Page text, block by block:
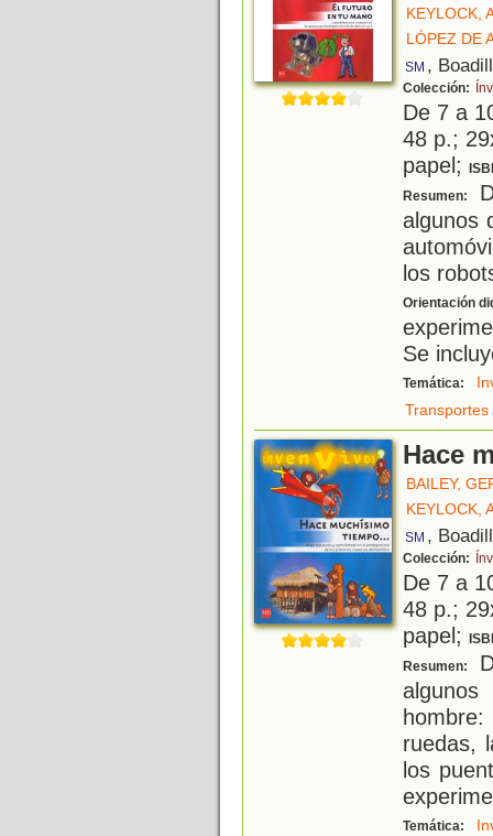
KEYLOCK,
LÓPEZ DE
SM ,
Colección:
De 7 a
48 p.;
papel;
Resumen:
algunos
los
Orientación
Se
Temática:
Transportes
Hace
BAILEY,
KEYLOCK,
SM ,
Colección:
De 7 a
48 p.;
papel;
Resumen:
ruedas,
los
Temática: